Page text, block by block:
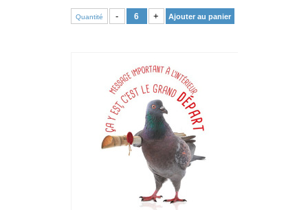
Quantité - + Ajouter au panier